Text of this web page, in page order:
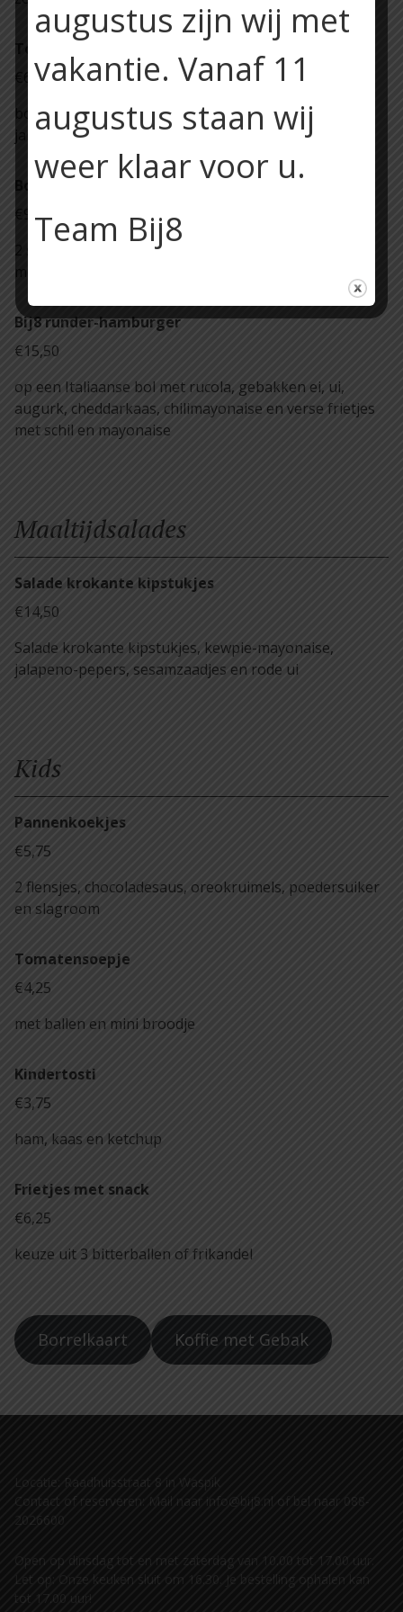
€6,50
boerenbrood, ham, kaas, kipfilet, bacon en
jamballasaus
€9,50
2 stuks met boerenboterhammen, roomboter en
Bij8 runder-hamburger
€15,50
op een Italiaanse bol met rucola, gebakken ei, ui,
augurk, cheddarkaas, chilimayonaise en verse frietjes
met schil en mayonaise
Maaltijdsalades
Salade krokante kipstukjes
€14,50
Salade krokante kipstukjes, kewpie-mayonaise,
jalapeno-pepers, sesamzaadjes en rode ui
Kids
Pannenkoekjes
€5,75
2 flensjes, chocoladesaus, oreokruimels, poedersuiker
en slagroom
Tomatensoepje
€4,25
met ballen en mini broodje
Kindertosti
€3,75
ham, kaas en ketchup
Frietjes met snack
€6,25
keuze uit 3 bitterballen of frikandel
Borrelkaart Koffie met Gebak
Locatie: Raadhuisstraat 8 in Waspik
Contact of reserveren: Mail naar info@bij8.nl of bel naar 088-
2026600
Open op dinsdag tot en met zaterdag van 10.00 tot 17.00 uur.
Let op: Onze keuken sluit om 16.30. Je bestelling ophalen kan
tot 17.00 uur!
augustus zijn wij met
vakantie. Vanaf 11
augustus staan wij
weer klaar voor u.
Team Bij8